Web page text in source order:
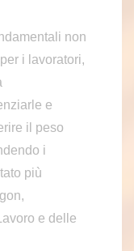
non
i lavoratori,
e
il peso
i
più
e delle